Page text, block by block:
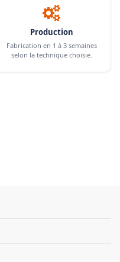
Production
Fabrication en 1 à 3 semaines
selon la technique choisie.